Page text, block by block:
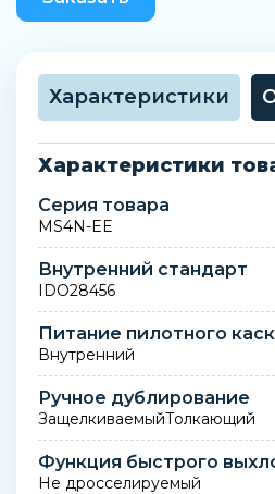
Характеристики
Характеристики
Серия товара
MS4N-EE
Внутренний стандарт
IDO28456
Питание пилотного
Внутренний
Ручное дублирование
ЗащелкиваемыйТолкающий
Функция быстрого
Не дросселируемый